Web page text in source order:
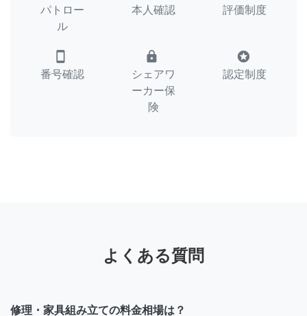
パトロー
ル
本人確認 評価制度
smartphone
番号確認
lock
シェアワ
ーカー保
険
stars
認定制度
よくある質問
修理・家具組み立ての料金相場は？